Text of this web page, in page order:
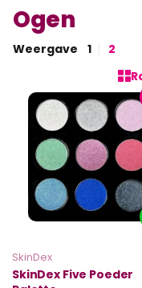
Ogen
Weergave 1
2
SkinDex
SkinDex Five Poeder